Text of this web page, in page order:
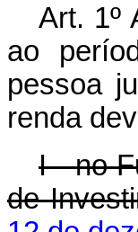
Art. 1º
ao
pessoa
renda
I - no
de